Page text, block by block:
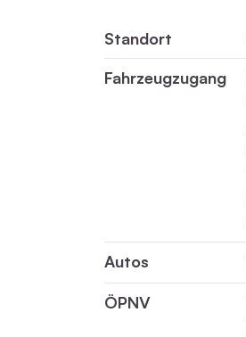
Standort
Fahrzeugzugang
Autos
ÖPNV